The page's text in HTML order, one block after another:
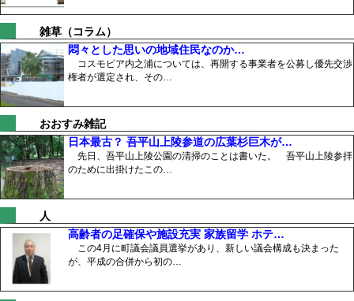
雑草（コラム）
悶々とした思いの地域住民なのか…
コスモピア内之浦については、再開する事業者を公募し優先交渉
権者が選定され、その…
おおすみ雑記
日本最古？ 吾平山上陵参道の広葉杉巨木が…
先日、吾平山上陵公園の清掃のことは書いた。 吾平山上陵参拝
のために出掛けたこの…
人
高齢者の足確保や施設充実 家族留学 ホテ…
この4月に町議会議員選挙があり、新しい議会構成も決まった
が、平成の合併から初の…